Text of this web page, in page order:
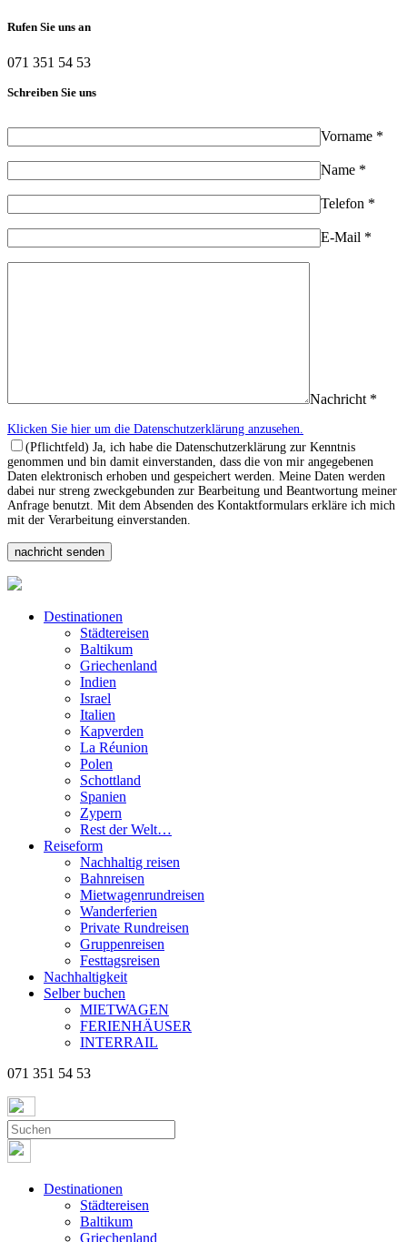
Rufen Sie uns an
071 351 54 53
Schreiben Sie uns
Vorname *
Name *
Telefon *
E-Mail *
Nachricht *
Klicken Sie hier um die Datenschutzerklärung anzusehen.
(Pflichtfeld) Ja, ich habe die Datenschutzerklärung zur Kenntnis
genommen und bin damit einverstanden, dass die von mir angegebenen
Daten elektronisch erhoben und gespeichert werden. Meine Daten werden
dabei nur streng zweckgebunden zur Bearbeitung und Beantwortung meiner
Anfrage benutzt. Mit dem Absenden des Kontaktformulars erkläre ich mich
mit der Verarbeitung einverstanden.
Destinationen
Städtereisen
Baltikum
Griechenland
Indien
Israel
Italien
Kapverden
La Réunion
Polen
Schottland
Spanien
Zypern
Rest der Welt…
Reiseform
Nachhaltig reisen
Bahnreisen
Mietwagenrundreisen
Wanderferien
Private Rundreisen
Gruppenreisen
Festtagsreisen
Nachhaltigkeit
Selber buchen
MIETWAGEN
FERIENHÄUSER
INTERRAIL
071 351 54 53
Destinationen
Städtereisen
Baltikum
Griechenland